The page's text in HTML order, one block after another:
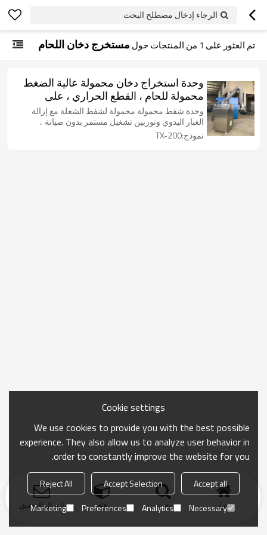
الرجاء إدخال مصطلح البحث
تم العثور على 1 من المنتجات حول مستخرج دخان اللحام
وحدة استخراج دخان محمولة عالية الضغط
محمولة للحام ، القطع الحراري ، على
المشعل
وحدة شفط محمولة محمولة لشفط الشعلة مع إزالة
الغبار اليدوي وتوربين تشغيل مستمر بدون صيانة ..
نموذج:TX-200
منزل بحث فئة ارسال التحقيق
Cookie settings
We use cookies to provide you with the best possible
experience. They also allow us to analyze user behavior in
order to constantly improve the website for you.
Accept all
Accept Selection
Reject All
Necessary
Analytics
Preferences
Marketing